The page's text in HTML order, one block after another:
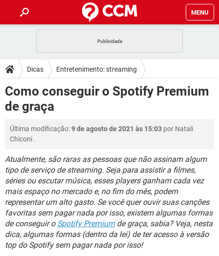
MENU
CELULAR FACEBOOK
OUTLOOK EXCEL
INSTAGRAM
DICAS
JOGOS WHATSAPP
CELULAR FACEBOOK
OUTLOOK
INSTAGRAM GMAIL
DOWNLOADS
JOGOS
OUTLOOK
INSTAGRAM
GUIA DE COMPRAS
FÓRUM
JOGOS WHATSAPP
OUTLOOK EXCEL
INSTAGRAM GMAIL
GUIA DE COMPRAS
GLOSSÁRIO
JOGOS WHATSAPP
CELULAR FACEBOOK
OUTLOOK EXCEL
INSTAGRAM GMAIL
GUIA DE COMPRAS
Dicas Entretenimento: streaming
Como conseguir o Spotify Premium
de graça
Última modificação:9 de agosto de 2021 às 15:03 por Natali
Chiconi .
Atualmente, são raras as pessoas que não assinam algum
tipo de serviço de streaming. Seja para assistir a filmes,
séries ou escutar música, esses players ganham cada vez
mais espaço no mercado e, no fim do mês, podem
representar um alto gasto. Se você quer ouvir suas canções
favoritas sem pagar nada por isso, existem algumas formas
de conseguir o Spotify Premiumde graça, sabia? Veja, nesta
dica, algumas formas (dentro da lei) de ter acesso à versão
top do Spotify sem pagar nada por isso!